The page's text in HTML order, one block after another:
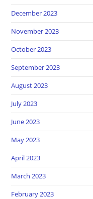
December 2023
November 2023
October 2023
September 2023
August 2023
July 2023
June 2023
May 2023
April 2023
March 2023
February 2023